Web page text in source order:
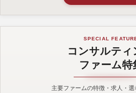
SPECIAL
コンサルティ
ファーム特
主要ファームの特徴・求人・